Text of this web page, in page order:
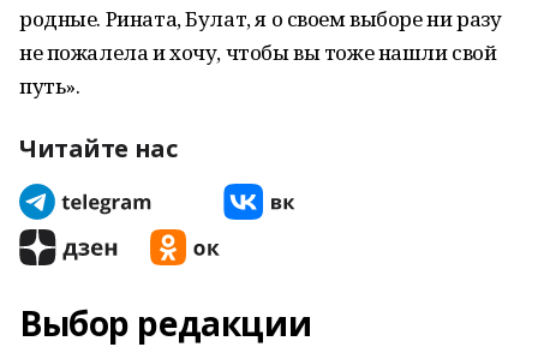
родные. Рината, Булат, я о своем выборе ни разу
не пожалела и хочу, чтобы вы тоже нашли свой
путь».
Читайте нас
Выбор редакции